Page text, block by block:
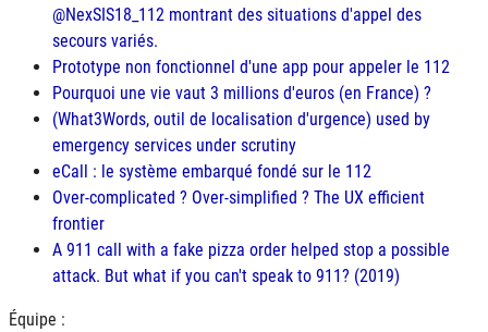
@NexSIS18_112 montrant des situations d'appel des
secours variés.
Prototype non fonctionnel d'une app pour appeler le 112
Pourquoi une vie vaut 3 millions d'euros (en France) ?
(What3Words, outil de localisation d'urgence) used by
emergency services under scrutiny
eCall : le système embarqué fondé sur le 112
Over-complicated ? Over-simplified ? The UX efficient
frontier
A 911 call with a fake pizza order helped stop a possible
attack. But what if you can't speak to 911? (2019)
Équipe :